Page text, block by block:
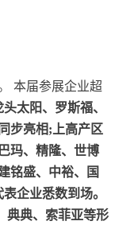
本届参展企业超
太阳、罗斯福、
步亮相;上高产区
玛、精隆、世博
铭盛、中裕、国
企业悉数到场。
典典、索菲亚等形